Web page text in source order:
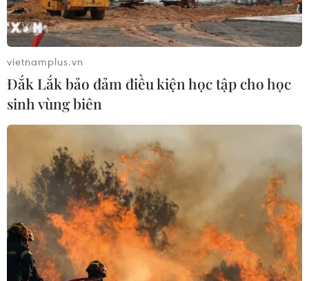
vietnamplus.vn
Đắk Lắk bảo đảm điều kiện học tập cho học
sinh vùng biên